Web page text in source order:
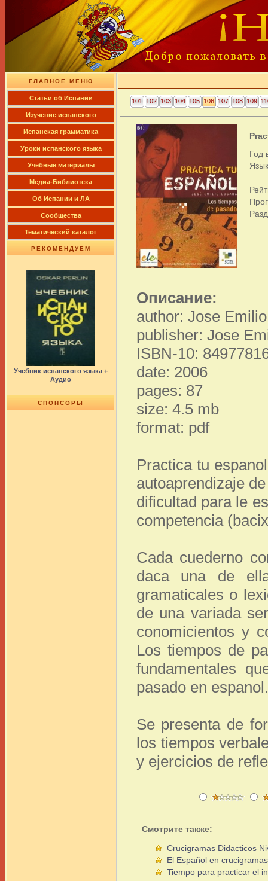
ГЛАВНОЕ МЕНЮ
Cтатьи об Испании
Изучение испанского
Испанская грамматика
Уроки испанского языка
Учебные материалы
Медиа-Библиотека
Об Испании и ЛА
Сообщества
Тематический каталог
РЕКОМЕНДУЕМ
Учебник испанского языка +
Аудио
СПОНСОРЫ
101 102 103 104 105 106 107 108 109
Год
Описание:
author: Jose
publisher: Jose
ISBN-10:
date: 2006
pages: 87
size: 4.5 mb
format: pdf
Practica tu
autoaprendizaje
dificultad para le
competencia
Cada cuederno
daca una de
gramaticales o
de una variada
conomicientos y
Los tiempos de
fundamentales
pasado en espanol.
Se presenta de
los tiempos
y ejercicios de
Смотрите также:
Crucigramas Didacticos
El Español en
Tiempo para practicar el